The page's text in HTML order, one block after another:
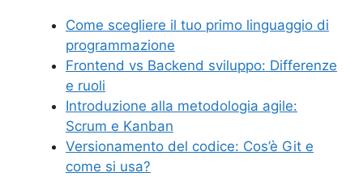
Come scegliere il tuo primo linguaggio di
programmazione
Frontend vs Backend sviluppo: Differenze
e ruoli
Introduzione alla metodologia agile:
Scrum e Kanban
Versionamento del codice: Cos’è Git e
come si usa?